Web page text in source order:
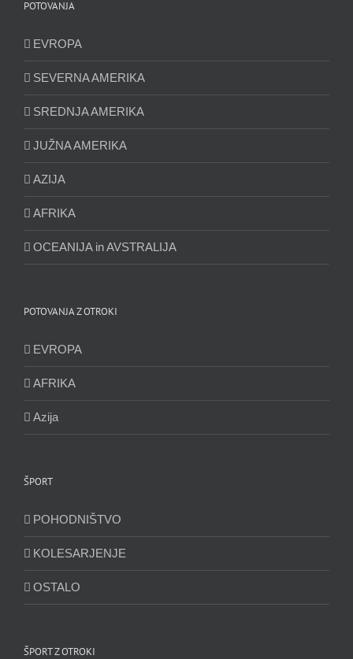
POTOVANJA
EVROPA
SEVERNA AMERIKA
SREDNJA AMERIKA
JUŽNA AMERIKA
AZIJA
AFRIKA
OCEANIJA in AVSTRALIJA
POTOVANJA Z OTROKI
EVROPA
AFRIKA
Azija
ŠPORT
POHODNIŠTVO
KOLESARJENJE
OSTALO
ŠPORT Z OTROKI